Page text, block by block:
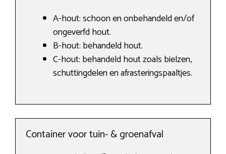
A-hout: schoon en onbehandeld en/of
ongeverfd hout.
B-hout: behandeld hout.
C-hout: behandeld hout zoals bielzen,
schuttingdelen en afrasteringspaaltjes.
Container voor tuin- & groenafval